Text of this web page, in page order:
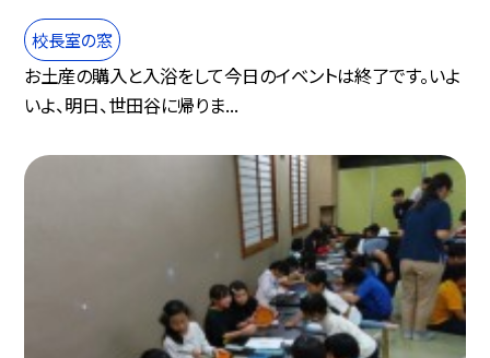
校長室の窓
お土産の購入と入浴をして今日のイベントは終了です。いよ
いよ、明日、世田谷に帰りま...